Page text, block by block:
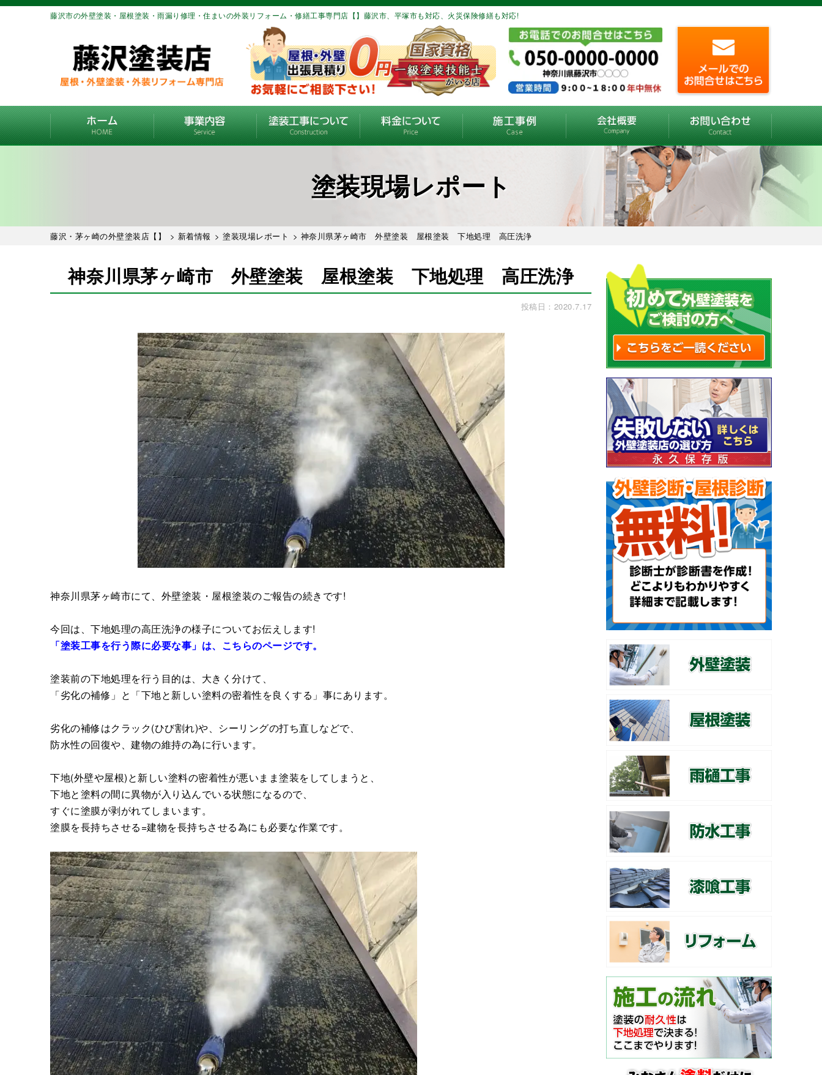
藤沢市の外壁塗装・屋根塗装・雨漏り修理・住まいの外装リフォーム・修繕工事専門店【】藤沢市、平塚市も対応、火災保険修繕も対応!
塗装現場レポート
藤沢・茅ヶ崎の外壁塗装店【】 > 新着情報 > 塗装現場レポート > 神奈川県茅ヶ崎市 外壁塗装 屋根塗装 下地処理 高圧洗浄
神奈川県茅ヶ崎市 外壁塗装 屋根塗装 下地処理 高圧洗浄
投稿日：2020.7.17
神奈川県茅ヶ崎市にて、外壁塗装・屋根塗装のご報告の続きです!
今回は、下地処理の高圧洗浄の様子についてお伝えします!
「塗装工事を行う際に必要な事」は、こちらのページです。
塗装前の下地処理を行う目的は、大きく分けて、
「劣化の補修」と「下地と新しい塗料の密着性を良くする」事にあります。
劣化の補修はクラック(ひび割れ)や、シーリングの打ち直しなどで、
防水性の回復や、建物の維持の為に行います。
下地(外壁や屋根)と新しい塗料の密着性が悪いまま塗装をしてしまうと、
下地と塗料の間に異物が入り込んでいる状態になるので、
すぐに塗膜が剥がれてしまいます。
塗膜を長持ちさせる=建物を長持ちさせる為にも必要な作業です。